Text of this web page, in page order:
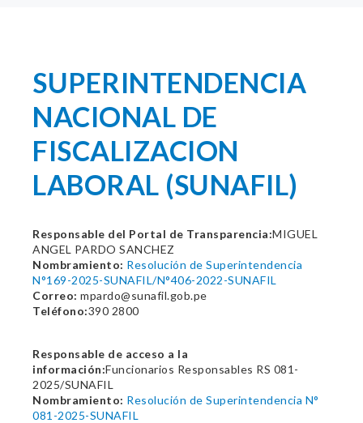
SUPERINTENDENCIA
NACIONAL DE
FISCALIZACION
LABORAL (SUNAFIL)
Responsable del Portal de Transparencia:MIGUEL
ANGEL PARDO SANCHEZ
Nombramiento: Resolución de Superintendencia
N°169-2025-SUNAFIL/N°406-2022-SUNAFIL
Correo: mpardo@sunafil.gob.pe
Teléfono:390 2800
Responsable de acceso a la
información:Funcionarios Responsables RS 081-
2025/SUNAFIL
Nombramiento: Resolución de Superintendencia N°
081-2025-SUNAFIL